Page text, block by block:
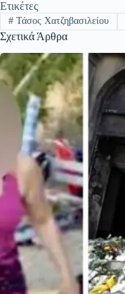
Ετικέτες
#Τάσος Χατζηβασιλείου
Σχετικά Άρθρα